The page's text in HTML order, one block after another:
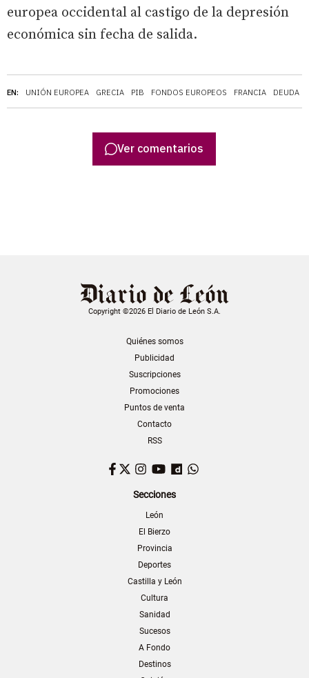
EN: UNIÓN EUROPEA GRECIA PIB FONDOS EUROPEOS FRANCIA DEUDA
europea occidental al castigo de la depresión
económica sin fecha de salida.
Ver comentarios
Copyright ©2026 El Diario de León S.A.
Quiénes somos
Publicidad
Suscripciones
Promociones
Puntos de venta
Contacto
RSS
Facebook
TwitterInstagram
YouTubeDailymotion
Secciones
León
El Bierzo
Provincia
Deportes
Castilla y León
Cultura
Sanidad
Sucesos
A Fondo
Destinos